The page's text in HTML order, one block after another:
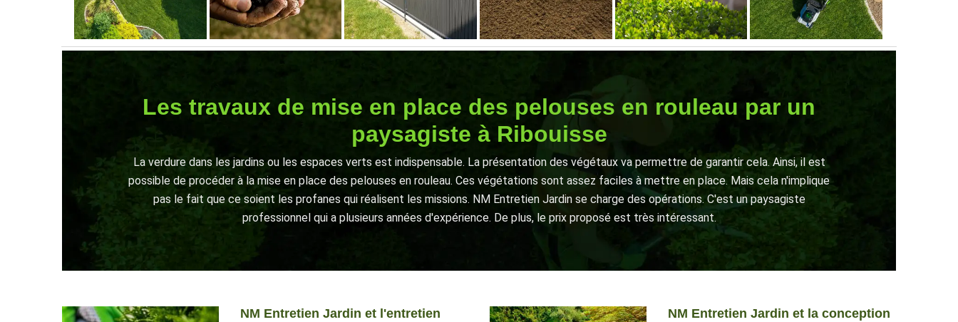
Les travaux de mise en place des pelouses en rouleau par un
paysagiste à Ribouisse
La verdure dans les jardins ou les espaces verts est indispensable. La présentation des végétaux va permettre de garantir cela. Ainsi, il est
possible de procéder à la mise en place des pelouses en rouleau. Ces végétations sont assez faciles à mettre en place. Mais cela n'implique
pas le fait que ce soient les profanes qui réalisent les missions. NM Entretien Jardin se charge des opérations. C'est un paysagiste
professionnel qui a plusieurs années d'expérience. De plus, le prix proposé est très intéressant.
NM Entretien Jardin et l'entretien
NM Entretien Jardin et la conception